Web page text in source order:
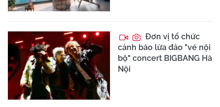
Đơn vị tổ chức
cảnh báo lừa đảo "vé nội
bộ" concert BIGBANG Hà
Nội